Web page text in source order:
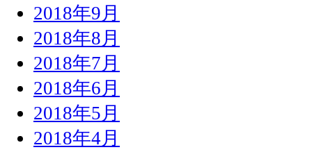
2018年9月
2018年8月
2018年7月
2018年6月
2018年5月
2018年4月